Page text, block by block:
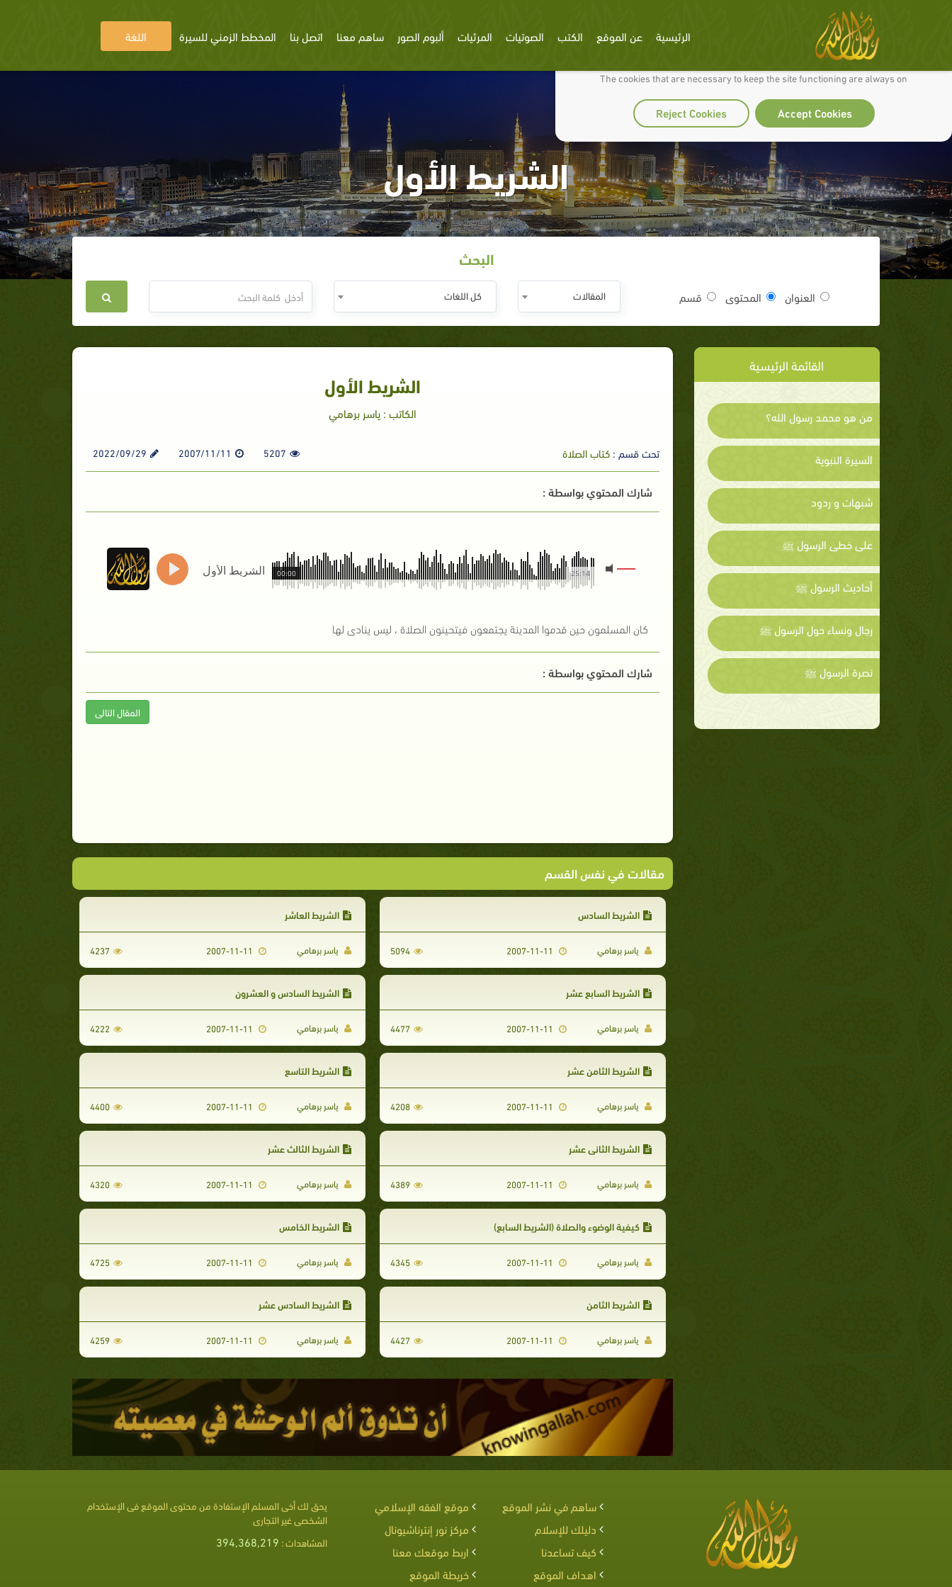
We use cookies to make our site work well for you and so we can continually improve it.
The cookies that are necessary to keep the site functioning are always on
Accept Cookies
Reject Cookies
الرئيسية عن الموقع الكتب الصوتيات المرئيات ألبوم الصور ساهم معنا اتصل بنا المخطط الزمني للسيرة اللغة
الشريط الأول
البحث
العنوان المحتوى قسم المقالات كل اللغات
القائمة الرئيسية
من هو محمد رسول الله؟
السيرة النبوية
شبهات و ردود
على خطى الرسول ﷺ
أحاديث الرسول ﷺ
رجال ونساء حول الرسول ﷺ
نصرة الرسول ﷺ
الشريط الأول
الكاتب : ياسر برهامي
تحت قسم :كتاب الصلاة 5207
2007/11/11
2022/09/29
شارك المحتوي بواسطة :
الشريط الأول 25:14
00:00
كان المسلمون حين قدموا المدينة يجتمعون فيتحينون الصلاة ، ليس ينادى لها
شارك المحتوي بواسطة :
المقال التالى
مقالات في نفس القسم
الشريط السادس
ياسر برهامي 5094
الشريط العاشر
ياسر برهامي 4237
الشريط السابع عشر
ياسر برهامي 4477
الشريط السادس و العشرون
ياسر برهامي 4222
الشريط الثامن عشر
ياسر برهامي 4208
الشريط التاسع
ياسر برهامي 4400
الشريط الثاني عشر
ياسر برهامي 4389
الشريط الثالث عشر
ياسر برهامي 4320
كيفية الوضوء والصلاة (الشريط السابع)
ياسر برهامي 4345
الشريط الخامس
ياسر برهامي 4725
الشريط الثامن
ياسر برهامي 4427
الشريط السادس عشر
ياسر برهامي 4259
ساهم في نشر الموقع
موقع الفقه الإسلامي
دليلك للإسلام
مركز نور إنترناشيونال
كيف تساعدنا
اربط موقعك معنا
اهداف الموقع
خريطة الموقع
يحق لك أخى المسلم الإستفادة من محتوى الموقع فى الإستخدام
الشخصى غير التجارى
المشاهدات : 394,368,219